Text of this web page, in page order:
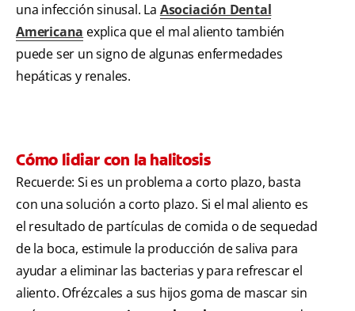
una infección sinusal. La Asociación Dental
Americana explica que el mal aliento también
puede ser un signo de algunas enfermedades
hepáticas y renales.
Cómo lidiar con la halitosis
Recuerde: Si es un problema a corto plazo, basta
con una solución a corto plazo. Si el mal aliento es
el resultado de partículas de comida o de sequedad
de la boca, estimule la producción de saliva para
ayudar a eliminar las bacterias y para refrescar el
aliento. Ofrézcales a sus hijos goma de mascar sin